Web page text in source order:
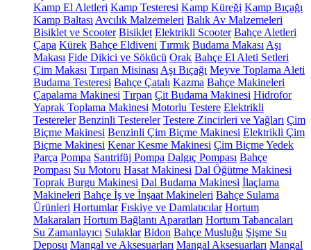
Kamp El Aletleri Kamp Testeresi Kamp Küreği Kamp Bıçağı
Kamp Baltası Avcılık Malzemeleri Balık Av Malzemeleri
Bisiklet ve Scooter Bisiklet Elektrikli Scooter Bahçe Aletleri
Çapa Kürek Bahçe Eldiveni Tırmık Budama Makası Aşı
Makası Fide Dikici ve Sökücü Orak Bahçe El Aleti Setleri
Çim Makası Tırpan Misinası Aşı Bıçağı Meyve Toplama Aleti
Budama Testeresi Bahçe Çatalı Kazma Bahçe Makineleri
Çapalama Makinesi Tırpan Çit Budama Makinesi Hidrofor
Yaprak Toplama Makinesi Motorlu Testere Elektrikli
Testereler Benzinli Testereler Testere Zincirleri ve Yağları Çim
Biçme Makinesi Benzinli Çim Biçme Makinesi Elektrikli Çim
Biçme Makinesi Kenar Kesme Makinesi Çim Biçme Yedek
Parça Pompa Santrifüj Pompa Dalgıç Pompası Bahçe
Pompası Su Motoru Hasat Makinesi Dal Öğütme Makinesi
Toprak Burgu Makinesi Dal Budama Makinesi İlaçlama
Makineleri Bahçe İş ve İnşaat Makineleri Bahçe Sulama
Ürünleri Hortumlar Fıskiye ve Damlatıcılar Hortum
Makaraları Hortum Bağlantı Aparatları Hortum Tabancaları
Su Zamanlayıcı Sulaklar Bidon Bahçe Musluğu Şişme Su
Deposu Mangal ve Aksesuarları Mangal Aksesuarları Mangal